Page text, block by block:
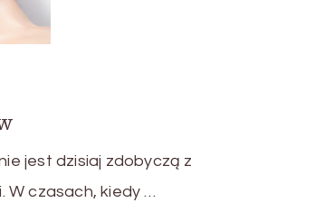
jest dzisiaj zdobyczą z
W czasach, kiedy …